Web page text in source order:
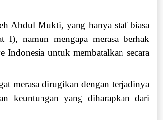
Abdul Mukti, yang hanya staf biasa
namun mengapa merasa berhak
untuk membatalkan secara
merasa dirugikan dengan terjadinya
keuntungan yang diharapkan dari